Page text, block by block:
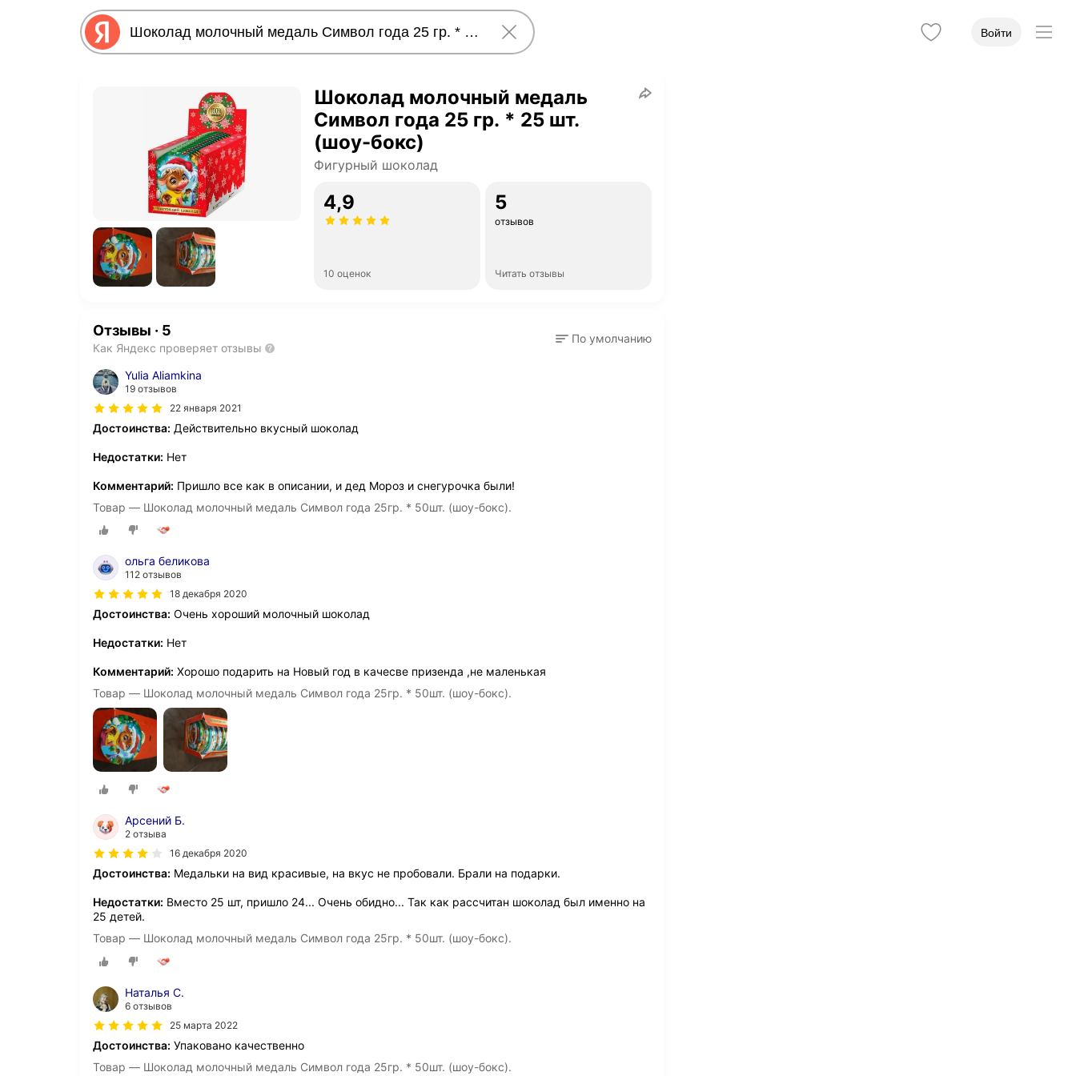
Войти
Шоколад молочный медаль
Символ года 25 гр. * 25 шт.
(шоу-бокс)
Фигурный шоколад
4,9
10 оценок
5
отзывов
Читать отзывы
Отзывы · 5
Как Яндекс проверяет отзывы
По умолчанию
Yulia Aliamkina
19 отзывов
22 января 2021
Достоинства: Действительно вкусный шоколад
Недостатки: Нет
Комментарий: Пришло все как в описании, и дед Мороз и снегурочка были!
Товар — Шоколад молочный медаль Символ года 25гр. * 50шт. (шоу-бокс).
ольга беликова
112 отзывов
18 декабря 2020
Достоинства: Очень хороший молочный шоколад
Недостатки: Нет
Комментарий: Хорошо подарить на Новый год в качесве призенда ,не маленькая
Товар — Шоколад молочный медаль Символ года 25гр. * 50шт. (шоу-бокс).
Арсений Б.
2 отзыва
16 декабря 2020
Достоинства: Медальки на вид красивые, на вкус не пробовали. Брали на подарки.
Недостатки: Вместо 25 шт, пришло 24... Очень обидно... Так как рассчитан шоколад был именно на
25 детей.
Товар — Шоколад молочный медаль Символ года 25гр. * 50шт. (шоу-бокс).
Наталья С.
6 отзывов
25 марта 2022
Достоинства: Упаковано качественно
Товар — Шоколад молочный медаль Символ года 25гр. * 50шт. (шоу-бокс).